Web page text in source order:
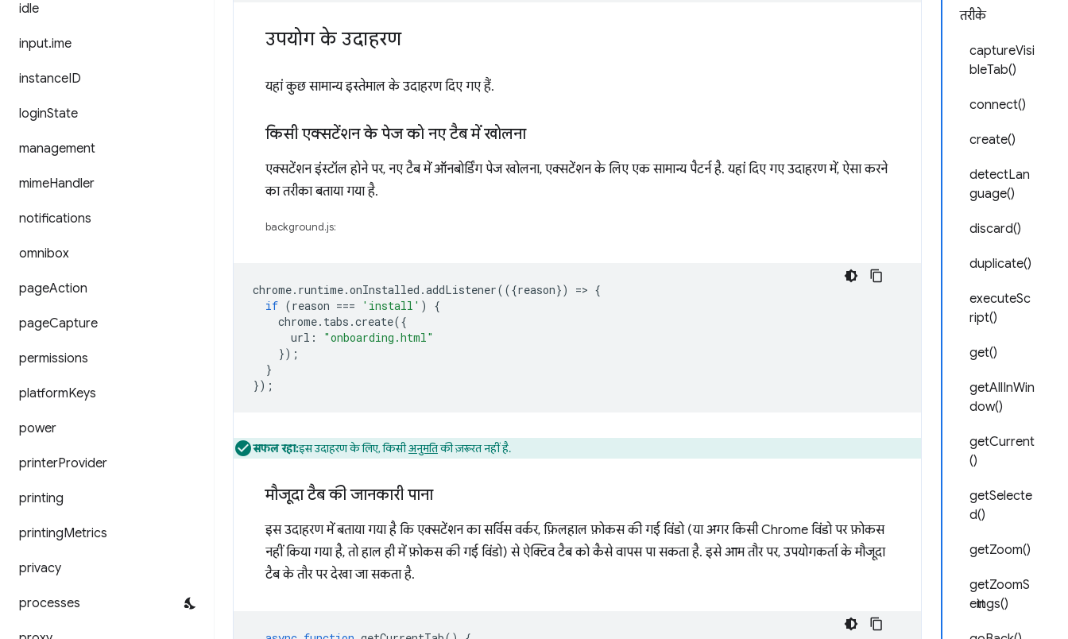
idle
input.ime
instanceID
loginState
management
mimeHandler
notifications
omnibox
pageAction
pageCapture
permissions
platformKeys
power
printerProvider
printing
printingMetrics
privacy
processes
तरीके
captureVisi
bleTab()
connect()
create()
detectLan
guage()
discard()
duplicate()
executeSc
ript()
get()
getAllInWin
dow()
getCurrent
()
getSelecte
d()
getZoom()
getZoomS
ettings()
उपयोग के उदाहरण
यहां कुछ सामान्य इस्तेमाल के उदाहरण दिए गए हैं.
किसी एक्सटेंशन के पेज को नए टैब में खोलना
एक्सटेंशन इंस्टॉल होने पर, नए टैब में ऑनबोर्डिंग पेज खोलना, एक्सटेंशन के लिए एक सामान्य पैटर्न है. यहां दिए गए उदाहरण में, ऐसा करने
का तरीका बताया गया है.
background.js:
chrome. runtime.onInstalled .addListener(({reason}) => {
if (reason === 'install' )
{
chrome. tabs .create({
url :
"onboarding.html"
});
}
});
सफल रहा:इस उदाहरण के लिए, किसीअनुमतिकी ज़रूरत नहीं है.
मौजूदा टैब की जानकारी पाना
इस उदाहरण में बताया गया है कि एक्सटेंशन का सर्विस वर्कर, फ़िलहाल फ़ोकस की गई विंडो (या अगर किसी Chrome विंडो पर फ़ोकस
नहीं किया गया है, तो हाल ही में फ़ोकस की गई विंडो) से ऐक्टिव टैब को कैसे वापस पा सकता है. इसे आम तौर पर, उपयोगकर्ता के मौजूदा
टैब के तौर पर देखा जा सकता है.